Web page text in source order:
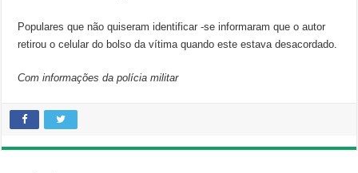
Populares que não quiseram identificar -se informaram que o autor
retirou o celular do bolso da vítima quando este estava desacordado.
Com informações da polícia militar